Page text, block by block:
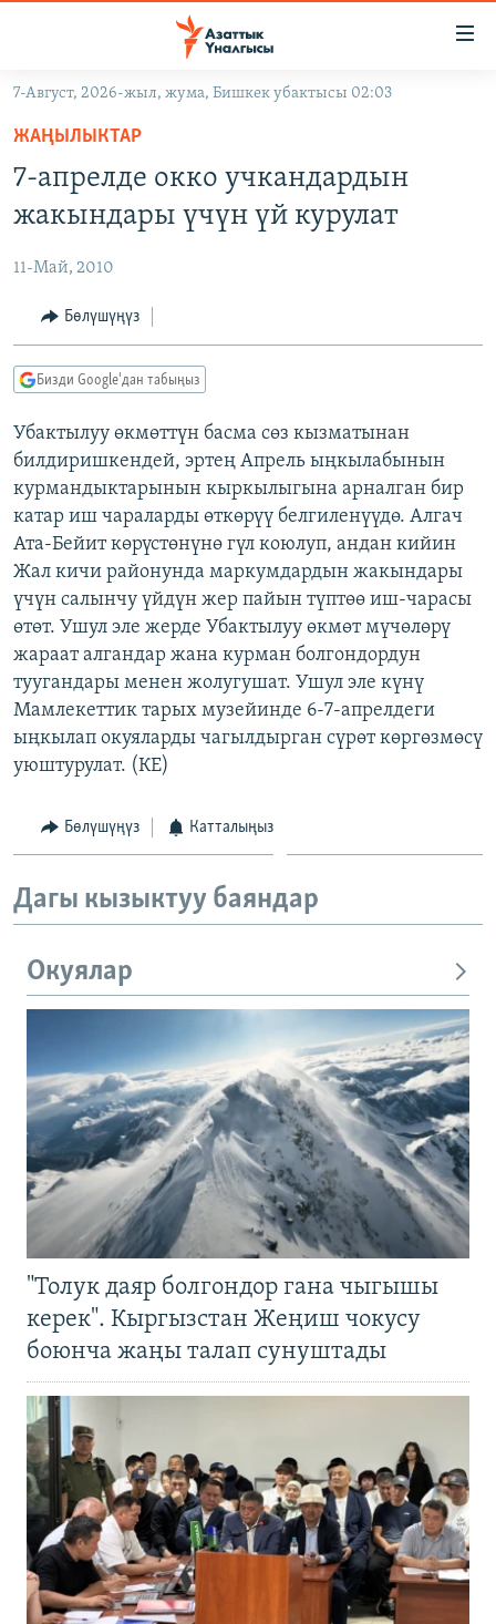
Навигацияга
өтүңүз
салыңызКЫРГЫЗСТАН
ЭКОНОМИКА
МАДАНИЯТ
ДҮЙНӨ
БОРБОР АЗИЯ
АТАЙЫН ИЛИКТӨӨ
ТВ ПРОГРАММАЛАР
ЭКСПЕРТТЕР ТАЛДАЙТ
БИЗ ЖАНА ДҮЙНӨ
ДАНИСТЕ
ЭЖЕ-СИҢДИЛЕР
ЫҢГАЙСЫЗ СУРООЛОР
ӨЗГӨЧӨ ПИКИР
Русский
ОНЛАЙН ШЕРИНЕ
ЭЕ/АРнун бардык сайттары
7-Август, 2026-жыл, жума, Бишкек убактысы 02:03
ЖАҢЫЛЫКТАР
7-апрелде окко учкандардын
жакындары үчүн үй курулат
11-Май, 2010
Бөлүшүңүз
Бизди Google'дан табыңыз
Убактылуу өкмөттүн басма сөз кызматынан
билдиришкендей, эртең Апрель ыңкылабынын
курмандыктарынын кыркылыгына арналган бир
катар иш чараларды өткөрүү белгиленүүдө. Алгач
Ата-Бейит көрүстөнүнө гүл коюлуп, андан кийин
Жал кичи районунда маркумдардын жакындары
үчүн салынчу үйдүн жер пайын түптөө иш-чарасы
өтөт. Ушул эле жерде Убактылуу өкмөт мүчөлөрү
жараат алгандар жана курман болгондордун
туугандары менен жолугушат. Ушул эле күнү
Мамлекеттик тарых музейинде 6-7-апрелдеги
ыңкылап окуяларды чагылдырган сүрөт көргөзмөсү
уюштурулат. (КЕ)
Бөлүшүңүз Катталыңыз
Дагы кызыктуу баяндар
Окуялар
"Толук даяр болгондор гана чыгышы
керек". Кыргызстан Жеңиш чокусу
боюнча жаңы талап сунуштады